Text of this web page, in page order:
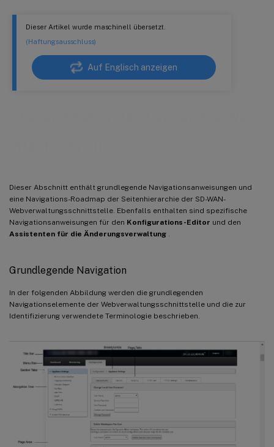
Dieser Artikel wurde maschinell übersetzt.
(Haftungsausschluss)
Auf Englisch anzeigen
Dieser Abschnitt enthält grundlegende Navigationsanweisungen und
eine Navigations-Roadmap der Seitenhierarchie der SD-WAN-
Webverwaltungsschnittstelle. Ebenfalls enthalten sind spezifische
Navigationsanweisungen für den Konfigurations-Editor und den
Assistenten für die Änderungsverwaltung
Grundlegende Navigation
In der folgenden Abbildung werden die grundlegenden
Navigationselemente der Webverwaltungsschnittstelle und die zur
Identifizierung verwendete Terminologie beschrieben.